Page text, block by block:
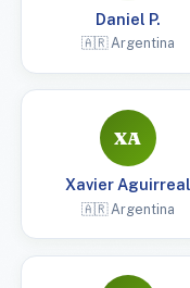
Daniel P.
🇦🇷 Argentina
XA
Xavier Aguirreal
🇦🇷 Argentina